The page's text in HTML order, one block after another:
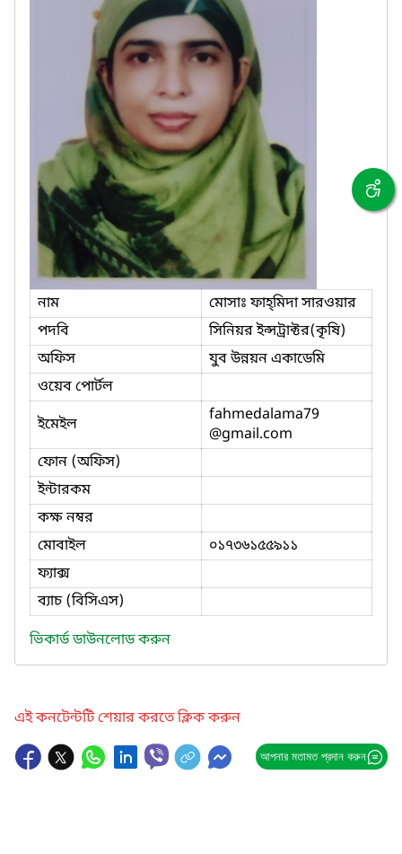
নাম
মোসাঃ ফাহ্‌মিদা সারওয়ার
পদবি
সিনিয়র ইন্সট্রাক্টর(কৃষি)
অফিস
যুব উন্নয়ন একাডেমি
ওয়েব পোর্টল
ইমেইল
fahmedalama79
@gmail.com
ফোন (অফিস)
ইন্টারকম
কক্ষ নম্বর
মোবাইল
০১৭৩৬১৫৫৯১১
ফ্যাক্স
ব্যাচ (বিসিএস)
ভিকার্ড ডাউনলোড করুন
এই কনটেন্টটি শেয়ার করতে ক্লিক করুন
আপনার মতামত প্রদান করুন